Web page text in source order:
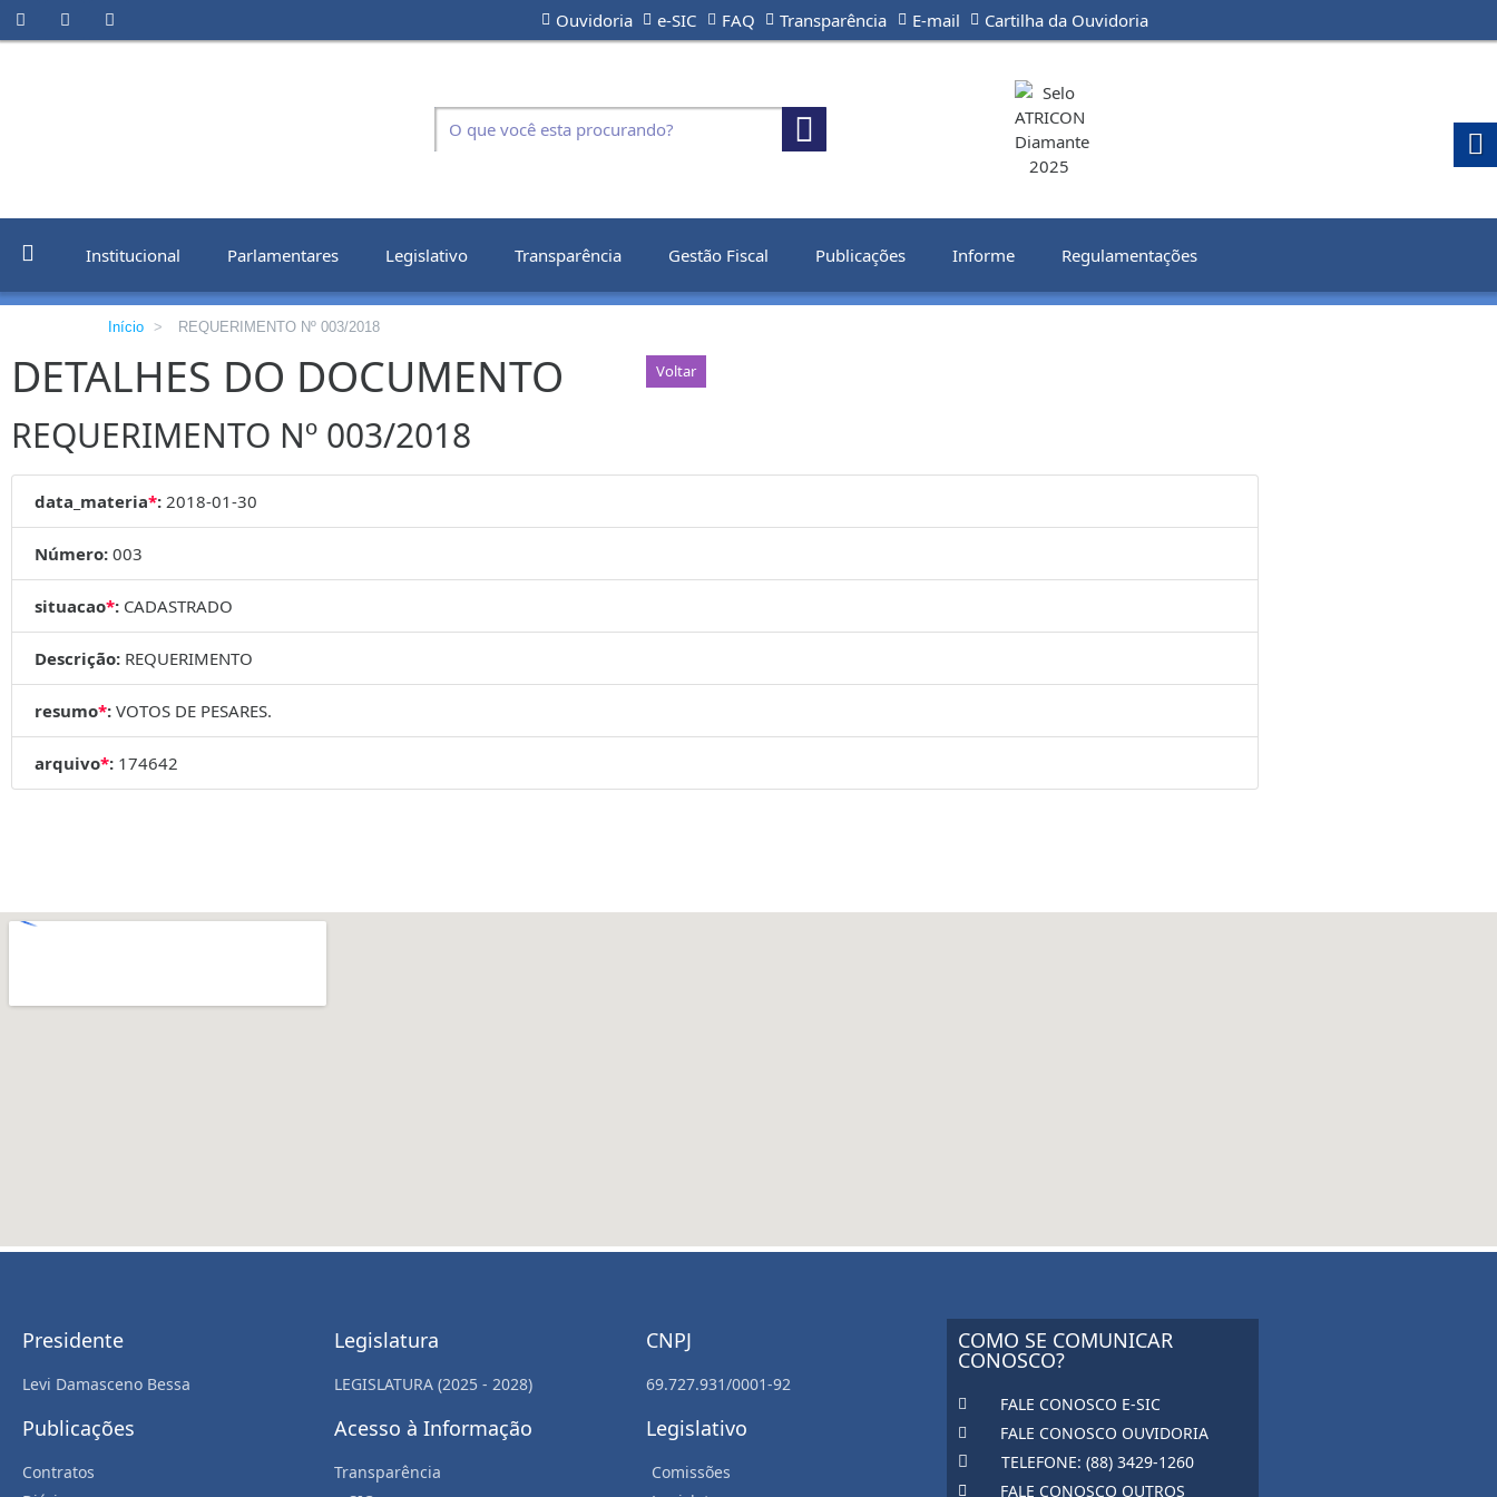
Ouvidoria e-SIC FAQ Transparência E-mail Cartilha da Ouvidoria
Institucional Parlamentares Legislativo Transparência Gestão Fiscal Publicações Informe Regulamentações
Início > REQUERIMENTO Nº 003/2018
DETALHES DO DOCUMENTO Voltar
REQUERIMENTO Nº 003/2018
data_materia*: 2018-01-30
Número: 003
situacao*: CADASTRADO
Descrição: REQUERIMENTO
resumo*: VOTOS DE PESARES.
arquivo*: 174642
Presidente
Levi Damasceno Bessa
Publicações
Contratos
Legislatura
LEGISLATURA (2025 - 2028)
Acesso à Informação
Transparência
CNPJ
69.727.931/0001-92
Legislativo
Comissões
COMO SE COMUNICAR
CONOSCO?
FALE CONOSCO E-SIC
FALE CONOSCO OUVIDORIA
TELEFONE: (88) 3429-1260
FALE CONOSCO OUTROS